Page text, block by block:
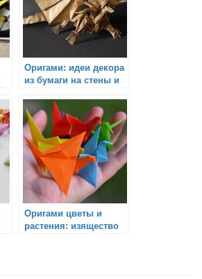
Оригами: идеи декора
из бумаги на стены и
Оригами цветы и
растения: изящество